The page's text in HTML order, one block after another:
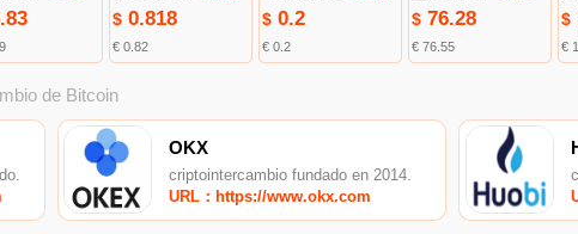
$0.818
€ 0.82
$0.2
€ 0.2
$ 76.28
€ 76.55
$
€
de Bitcoin
OKX
criptointercambio fundado en 2014.
URL：https://www.okx.com